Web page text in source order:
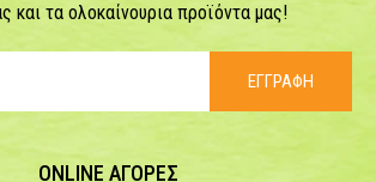
και τα ολοκαίνουρια προϊόντα μας!
ΕΓΓΡΑΦΗ
ONLINE ΑΓΟΡΕΣ